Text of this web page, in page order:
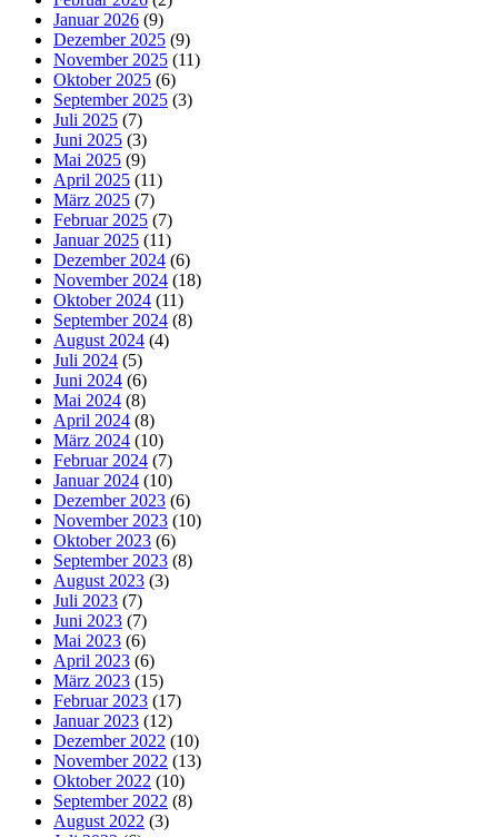
Januar 2026 (9)
Dezember 2025 (9)
November 2025 (11)
Oktober 2025 (6)
September 2025 (3)
Juli 2025 (7)
Juni 2025 (3)
Mai 2025 (9)
April 2025 (11)
März 2025 (7)
Februar 2025 (7)
Januar 2025 (11)
Dezember 2024 (6)
November 2024 (18)
Oktober 2024 (11)
September 2024 (8)
August 2024 (4)
Juli 2024 (5)
Juni 2024 (6)
Mai 2024 (8)
April 2024 (8)
März 2024 (10)
Februar 2024 (7)
Januar 2024 (10)
Dezember 2023 (6)
November 2023 (10)
Oktober 2023 (6)
September 2023 (8)
August 2023 (3)
Juli 2023 (7)
Juni 2023 (7)
Mai 2023 (6)
April 2023 (6)
März 2023 (15)
Februar 2023 (17)
Januar 2023 (12)
Dezember 2022 (10)
November 2022 (13)
Oktober 2022 (10)
September 2022 (8)
August 2022 (3)